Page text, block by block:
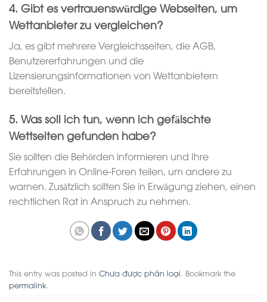
4. Gibt es vertrauenswürdige Webseiten, um
Wettanbieter zu vergleichen?
Ja, es gibt mehrere Vergleichsseiten, die AGB,
Benutzererfahrungen und die
Lizensierungsinformationen von Wettanbietern
bereitstellen.
5. Was soll ich tun, wenn ich gefälschte
Wettseiten gefunden habe?
Sie sollten die Behörden informieren und Ihre
Erfahrungen in Online-Foren teilen, um andere zu
warnen. Zusätzlich sollten Sie in Erwägung ziehen, einen
rechtlichen Rat in Anspruch zu nehmen.
This entry was posted in Chưa được phân loại . Bookmark the
permalink